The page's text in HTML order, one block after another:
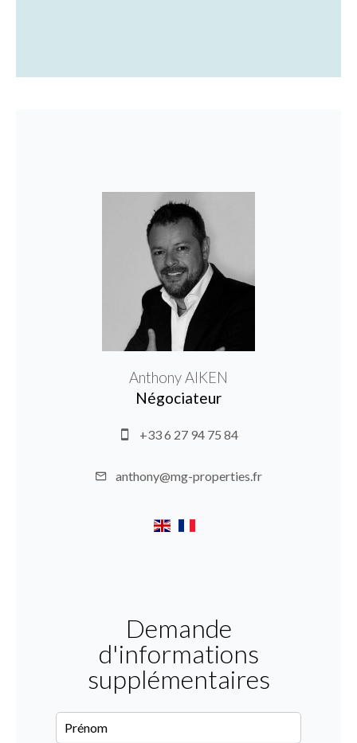
Anthony AIKEN
Négociateur
+33 6 27 94 75 84
anthony@mg-properties.fr
Demande
d'informations
supplémentaires